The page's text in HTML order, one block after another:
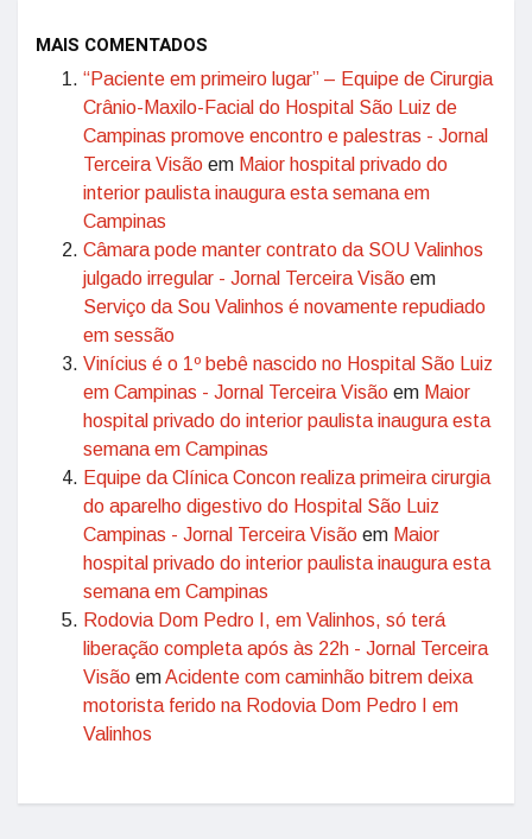
MAIS COMENTADOS
“Paciente em primeiro lugar” – Equipe de Cirurgia
Crânio-Maxilo-Facial do Hospital São Luiz de
Campinas promove encontro e palestras - Jornal
Terceira Visão em Maior hospital privado do
interior paulista inaugura esta semana em
Campinas
Câmara pode manter contrato da SOU Valinhos
julgado irregular - Jornal Terceira Visão em
Serviço da Sou Valinhos é novamente repudiado
em sessão
Vinícius é o 1º bebê nascido no Hospital São Luiz
em Campinas - Jornal Terceira Visão em Maior
hospital privado do interior paulista inaugura esta
semana em Campinas
Equipe da Clínica Concon realiza primeira cirurgia
do aparelho digestivo do Hospital São Luiz
Campinas - Jornal Terceira Visão em Maior
hospital privado do interior paulista inaugura esta
semana em Campinas
Rodovia Dom Pedro I, em Valinhos, só terá
liberação completa após às 22h - Jornal Terceira
Visão emAcidente com caminhão bitrem deixa
motorista ferido na Rodovia Dom Pedro I em
Valinhos